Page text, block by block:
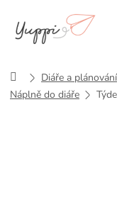
obsah
DomůDiáře a plánování
Náplně do diáře